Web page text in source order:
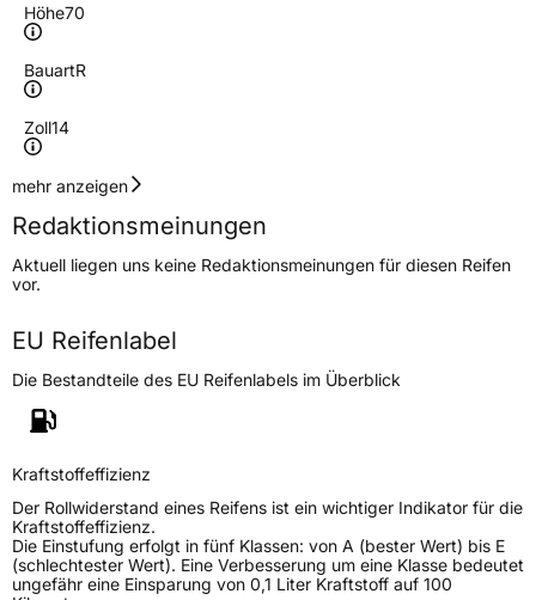
Höhe70
BauartR
Zoll14
Geschwindigkeitsindex
Höchstgeschwindigkeit
190 km/h
Lastindex88
Höchstlast560 kg
Generelle Merkmale
Fahrzeugtyp
VerwendungSommerreifen
ModellnameRXMotion H11
FahrzeugartPKW & SUV
mehr anzeigen
Redaktionsmeinungen
Aktuell liegen uns keine Redaktionsmeinungen für diesen Reifen
vor.
EU Reifenlabel
Die Bestandteile des EU Reifenlabels im Überblick
Kraftstoffeffizienz
Der Rollwiderstand eines Reifens ist ein wichtiger Indikator für die
Kraftstoffeffizienz.
Die Einstufung erfolgt in fünf Klassen: von A (bester Wert) bis E
(schlechtester Wert). Eine Verbesserung um eine Klasse bedeutet
ungefähr eine Einsparung von 0,1 Liter Kraftstoff auf 100